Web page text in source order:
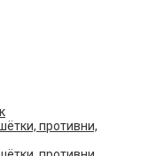
противни,